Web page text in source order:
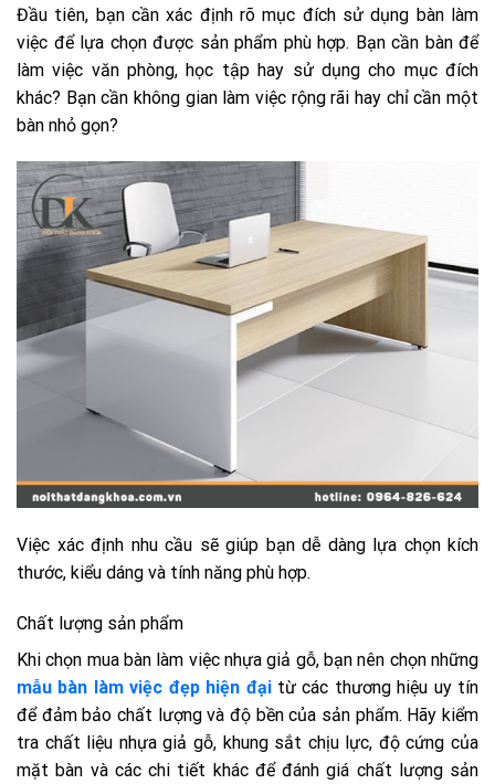
Đầu tiên, bạn cần xác định rõ mục đích sử dụng bàn làm
việc để lựa chọn được sản phẩm phù hợp. Bạn cần bàn để
làm việc văn phòng, học tập hay sử dụng cho mục đích
khác? Bạn cần không gian làm việc rộng rãi hay chỉ cần một
bàn nhỏ gọn?
Việc xác định nhu cầu sẽ giúp bạn dễ dàng lựa chọn kích
thước, kiểu dáng và tính năng phù hợp.
Chất lượng sản phẩm
Khi chọn mua bàn làm việc nhựa giả gỗ, bạn nên chọn những
mẫu bàn làm việc đẹp hiện đạitừ các thương hiệu uy tín
để đảm bảo chất lượng và độ bền của sản phẩm. Hãy kiểm
tra chất liệu nhựa giả gỗ, khung sắt chịu lực, độ cứng của
mặt bàn và các chi tiết khác để đánh giá chất lượng sản